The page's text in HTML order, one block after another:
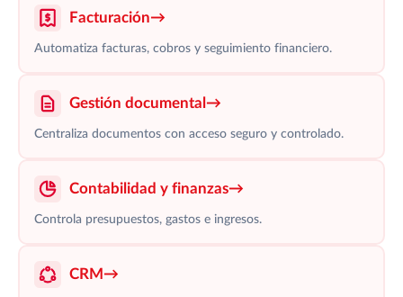
Facturación→
Automatiza facturas, cobros y seguimiento financiero.
Gestión documental →
Centraliza documentos con acceso seguro y controlado.
Contabilidad y finanzas→
Controla presupuestos, gastos e ingresos.
CRM →